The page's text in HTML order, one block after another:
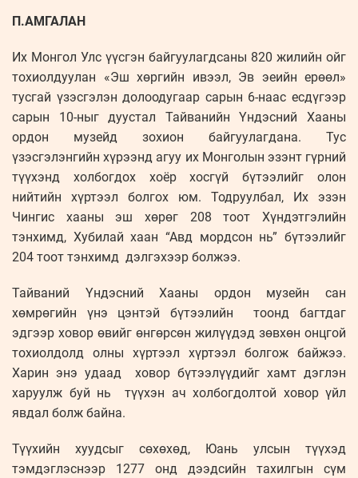
П.АМГАЛАН
Их Монгол Улс үүсгэн байгуулагдсаны 820 жилийн ойг
тохиолдуулан «Эш хөргийн ивээл, Эв эеийн ерөөл»
тусгай үзэсгэлэн долоодугаар сарын 6-наас есдүгээр
сарын 10-ныг дуустал Тайванийн Үндэсний Хааны
ордон музейд зохион байгуулагдана. Тус
үзэсгэлэнгийн хүрээнд агуу их Монголын эзэнт гүрний
түүхэнд холбогдох хоёр хосгүй бүтээлийг олон
нийтийн хүртээл болгох юм. Тодруулбал, Их эзэн
Чингис хааны эш хөрөг 208 тоот Хүндэтгэлийн
тэнхимд, Хубилай хаан “Авд мордсон нь” бүтээлийг
204 тоот тэнхимд дэлгэхээр болжээ.
Тайваний Үндэсний Хааны ордон музейн сан
хөмрөгийн үнэ цэнтэй бүтээлийн тоонд багтдаг
эдгээр ховор өвийг өнгөрсөн жилүүдэд зөвхөн онцгой
тохиолдолд олны хүртээл хүртээл болгож байжээ.
Харин энэ удаад ховор бүтээлүүдийг хамт дэглэн
харуулж буй нь түүхэн ач холбогдолтой ховор үйл
явдал болж байна.
Түүхийн хуудсыг сөхөхөд, Юань улсын түүхэд
тэмдэглэснээр 1277 онд дээдсийн тахилгын сүм